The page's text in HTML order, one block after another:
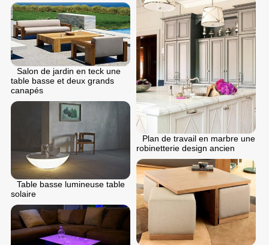
Plan de travail en marbre une
robinetterie design ancien
Salon de jardin en teck une
table basse et deux grands
canapés
Table basse lumineuse table
solaire